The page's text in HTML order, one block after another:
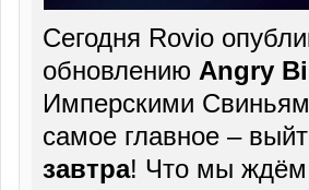
Сегодня Rovio
обновлению Angry
Имперскими
самое главное –
завтра! Что мы ждём